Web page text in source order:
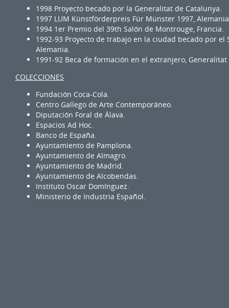
1998 Proyecto becado por la Generalitat de Catalunya.
1997 LUM Künstförderpreis Für Münster 1997,
1994 1er Premio del 39th Salón de Montrouge, Francia.
1992-93 Proyecto de trabajo en la ciudad becado por el
Alemania.
1991-92 Beca de formación en el extranjero,
COLECCIONES
Fundación Coca-Cola.
Centro Gallego de Arte Contemporáneo.
Diputación Foral de Álava.
Espacios Ad Hoc.
Banco de España.
Ayuntamiento de Pamplona.
Ayuntamiento de Almagro.
Ayuntamiento de Madrid.
Ayuntamiento de Alcobendas.
Instituto Oscar Domínguez.
Ministerio de Industria Español.